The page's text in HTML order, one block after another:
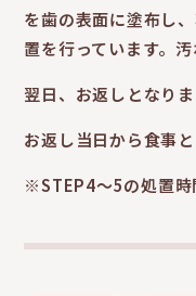
を歯の表面に塗布し
置を行っています。
翌日、お返しとなりま
お返し当日から食事
※STEP4～5の処置時